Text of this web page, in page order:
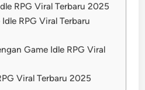
RPG Viral Terbaru 2025
RPG Viral Terbaru
Game Idle RPG Viral
Viral Terbaru 2025